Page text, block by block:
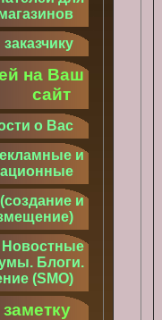
на Ваш
сайт
о Вас
и
и
Блоги.
(SMO)